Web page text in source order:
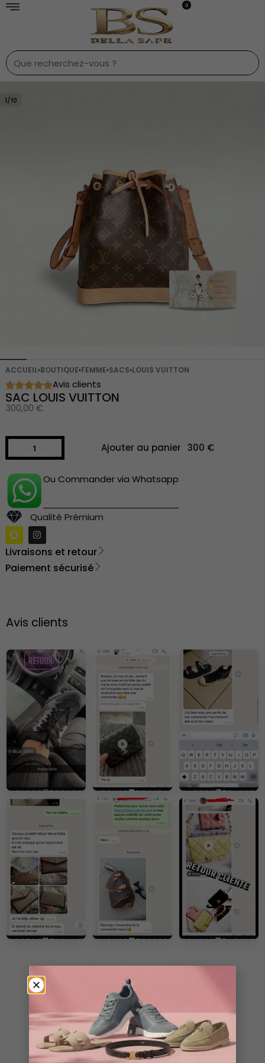
0
1/10
ACCUEIL›BOUTIQUE›FEMME›SACS›LOUIS VUITTON
Avis clients
SAC LOUIS VUITTON
300,00 €
Ajouter au panier
Ou Commander via Whatsapp
Qualité Prémium
Livraisons et retour
Paiement sécurisé
Avis clients